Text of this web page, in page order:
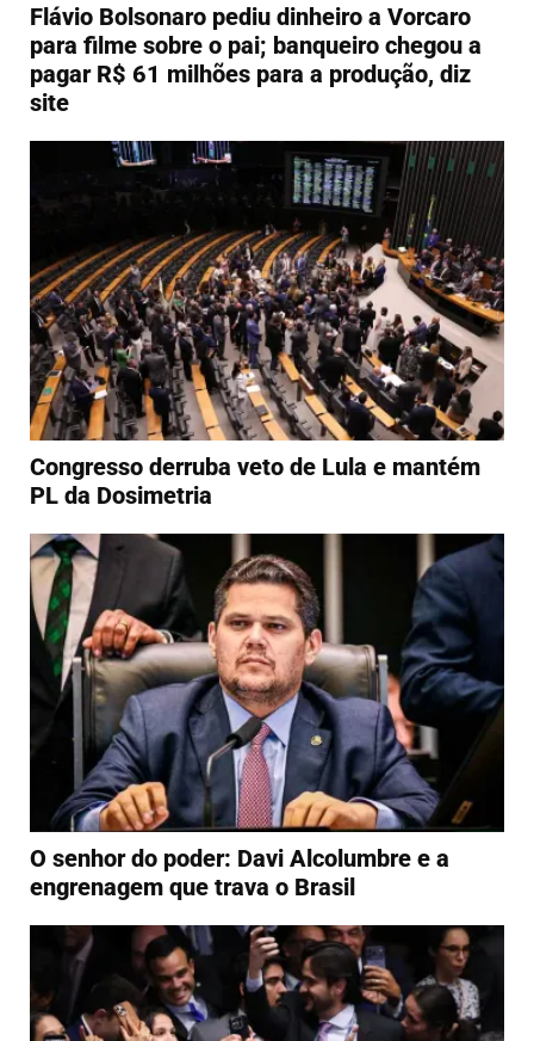
Flávio Bolsonaro pediu dinheiro a Vorcaro
para filme sobre o pai; banqueiro chegou a
pagar R$ 61 milhões para a produção, diz
site
Congresso derruba veto de Lula e mantém
PL da Dosimetria
O senhor do poder: Davi Alcolumbre e a
engrenagem que trava o Brasil